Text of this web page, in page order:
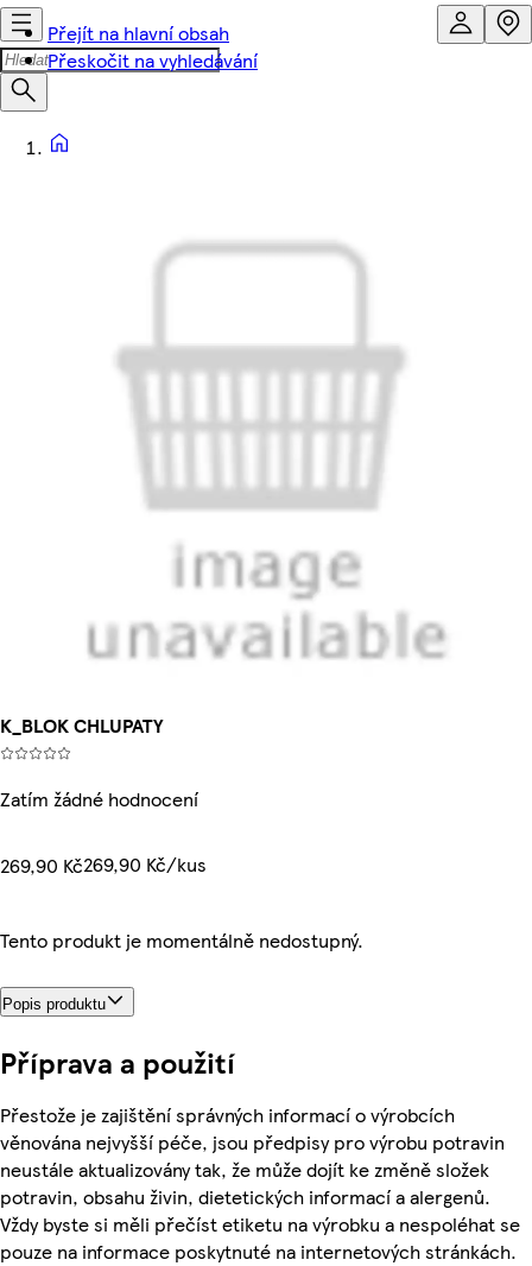
Přejít na hlavní obsah
Přeskočit na vyhledávání
K_BLOK CHLUPATY
Zatím žádné hodnocení
269,90 Kč269,90 Kč/kus
Tento produkt je momentálně nedostupný.
Popis produktu
Příprava a použití
Přestože je zajištění správných informací o výrobcích
věnována nejvyšší péče, jsou předpisy pro výrobu potravin
neustále aktualizovány tak, že může dojít ke změně složek
potravin, obsahu živin, dietetických informací a alergenů.
Vždy byste si měli přečíst etiketu na výrobku a nespoléhat se
pouze na informace poskytnuté na internetových stránkách.